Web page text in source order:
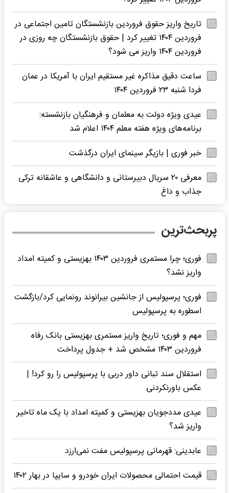
تاریخ واریز حقوق فروردین بازنشستگان تامین اجتماعی در
فروردین ۱۴۰۴ تغییر کرد | حقوق بازنشستگان چه روزی در
فروردین ۱۴۰۴ واریز می شود؟
ساعت دقیق مذاکره غیر مستقیم ایران با آمریکا در عمان
فردا شنبه ۲۳ فروردین ۱۴۰۴
عیدی ویژه دولت به معلمان و فرهنگیان بازنشسته:
برنامه‌های ویژه هفته معلم ۱۴۰۴ اعلام شد
خبر فوری | بازیگر سینمای ایران درگذشت
معرفی ۲۰ سریال دبیرستانی و دانشگاهی و عاشقانه ترکی
جذاب و داغ
پربحث‌ترین
فوری؛ چرا مستمری فروردین ۱۴۰۳ بهزیستی و کمیته امداد
واریز نشد؟
فوری؛ پرسپولیس از جانشین بیرانوند رونمایی کرد/بازگشت
اسطوره به پرسپولیس
مهم و فوری؛ تاریخ واریز مستمری بهزیستی بانک رفاه
فروردین ۱۴۰۳ مشخص شد + جدول پرداخت
استقلال سند تبانی داور دربی با پرسپولیس را رو کرد! |
عکس باورنکردنی
عیدی مددجویان بهزیستی و کمیته امداد با یک ماه تاخیر
واریز شد؟
عابدینی: قهرمانی پرسپولیس مفت نمی‌ارزد
قیمت احتمالی محصولات ایران خودرو و سایپا در بهار ۱۴۰۲